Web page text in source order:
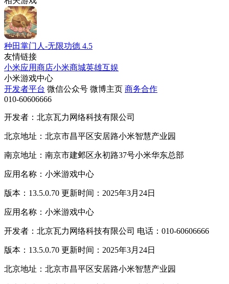
种田掌门人-无限功德 4.5
友情链接
小米应用商店小米商城英雄互娱
小米游戏中心
开发者平台 微信公众号 微博主页 商务合作
010-60606666
开发者：北京瓦力网络科技有限公司
北京地址：北京市昌平区安居路小米智慧产业园
南京地址：南京市建邺区永初路37号小米华东总部
应用名称：小米游戏中心
版本：13.5.0.70 更新时间：2025年3月24日
应用名称：小米游戏中心
开发者：北京瓦力网络科技有限公司 电话：010-60606666
版本：13.5.0.70 更新时间：2025年3月24日
北京地址：北京市昌平区安居路小米智慧产业园